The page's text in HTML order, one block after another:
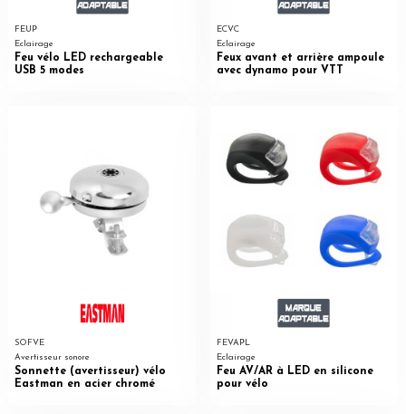
FEUP
Eclairage
Feu vélo LED rechargeable
USB 5 modes
ECVC
Eclairage
Feux avant et arrière ampoule
avec dynamo pour VTT
SOFVE
Avertisseur sonore
Sonnette (avertisseur) vélo
Eastman en acier chromé
FEVAPL
Eclairage
Feu AV/AR à LED en silicone
pour vélo